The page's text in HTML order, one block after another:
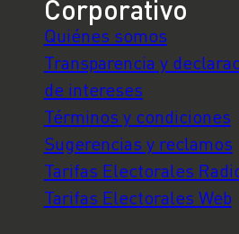
Corporativo
Quiénes somos
Transparencia y
de intereses
Términos y condiciones
Sugerencias y reclamos
Tarifas Electorales
Tarifas Electorales Web